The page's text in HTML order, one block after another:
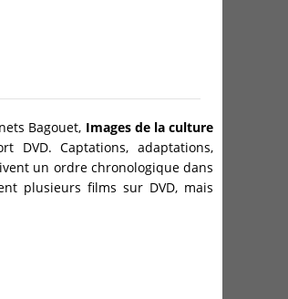
Bagouet, Images de la culture
DVD. Captations, adaptations,
un ordre chronologique dans
plusieurs films sur DVD, mais